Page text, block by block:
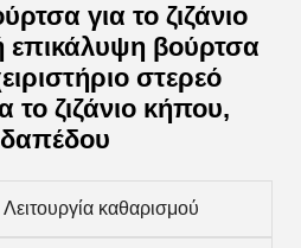
για το ζιζάνιο
επικάλυψη βούρτσα
στερεό
το ζιζάνιο κήπου,
Λειτουργία καθαρισμού